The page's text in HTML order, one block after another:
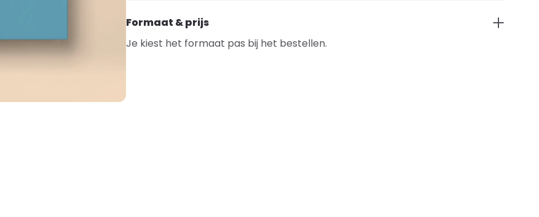
Formaat & prijs
Je kiest het formaat pas bij het bestellen.